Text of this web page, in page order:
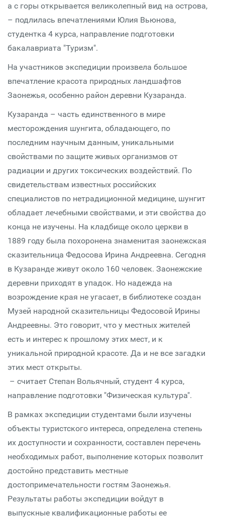
а с горы открывается великолепный вид на острова,
– подлилась впечатлениями Юлия Вьюнова,
студентка 4 курса, направление подготовки
бакалавриата "Туризм".
На участников экспедиции произвела большое
впечатление красота природных ландшафтов
Заонежья, особенно район деревни Кузаранда.
Кузаранда – часть единственного в мире
месторождения шунгита, обладающего, по
последним научным данным, уникальными
свойствами по защите живых организмов от
радиации и других токсических воздействий. По
свидетельствам известных российских
специалистов по нетрадиционной медицине, шунгит
обладает лечебными свойствами, и эти свойства до
конца не изучены. На кладбище около церкви в
1889 году была похоронена знаменитая заонежская
сказительница Федосова Ирина Андреевна. Сегодня
в Кузаранде живут около 160 человек. Заонежские
деревни приходят в упадок. Но надежда на
возрождение края не угасает, в библиотеке создан
Музей народной сказительницы Федосовой Ирины
Андреевны. Это говорит, что у местных жителей
есть и интерес к прошлому этих мест, и к
уникальной природной красоте. Да и не все загадки
этих мест открыты.
– считает Степан Вольячный, студент 4 курса,
направление подготовки "Физическая культура".
В рамках экспедиции студентами были изучены
объекты туристского интереса, определена степень
их доступности и сохранности, составлен перечень
необходимых работ, выполнение которых позволит
достойно представить местные
достопримечательности гостям Заонежья.
Результаты работы экспедиции войдут в
выпускные квалификационные работы ее